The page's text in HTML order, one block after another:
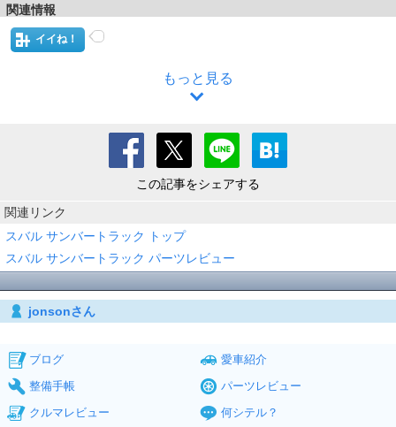
関連情報
イイね！
もっと見る
この記事をシェアする
関連リンク
スバル サンバートラック トップ
スバル サンバートラック パーツレビュー
jonsonさん
ブログ
愛車紹介
整備手帳
パーツレビュー
クルマレビュー
何シテル？